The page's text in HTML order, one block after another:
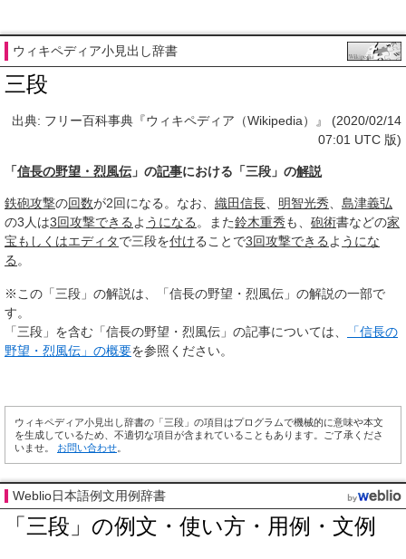
ウィキペディア小見出し辞書
三段
出典: フリー百科事典『ウィキペディア（Wikipedia）』 (2020/02/14
07:01 UTC 版)
「信長の野望・烈風伝 」の記事における「三段」の解説
鉄砲攻撃の回数が2回になる。なお、 織田信長 明智光秀
島津義弘
の3人は3回攻撃できる よ うになる 。また鈴木重秀も、 砲術書などの家
宝もしくはエディタで三段を付けることで3回攻撃できる よ うにな
る 。
※この「三段」の解説は、「信長の野望・烈風伝」の解説の一部で
す。
「三段」を含む「信長の野望・烈風伝」の記事については、
「信長の
野望・烈風伝」の概要を参照ください。
ウィキペディア小見出し辞書の「三段」の項目はプログラムで機械的に意味や本文
を生成しているため、不適切な項目が含まれていることもあります。ご了承くださ
いませ。 お問い合わせ
Weblio日本語例文用例辞書
「三段」の例文・使い方・用例・文例